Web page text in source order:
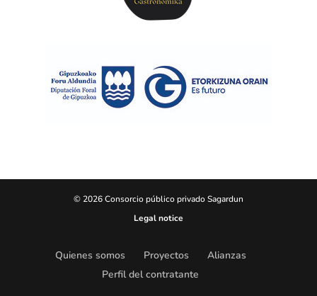
© 2026 Consorcio público privado Sagardun
Legal notice
Quienes somos Proyectos
Alianzas
Perfil del contratante